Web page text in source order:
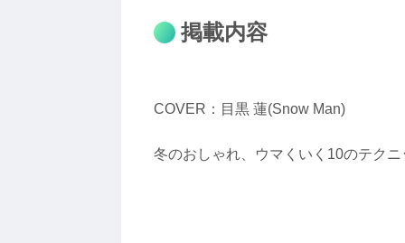
掲載内容
COVER：目黒 蓮(Snow Man)
冬のおしゃれ、ウマくいく10のテクニ